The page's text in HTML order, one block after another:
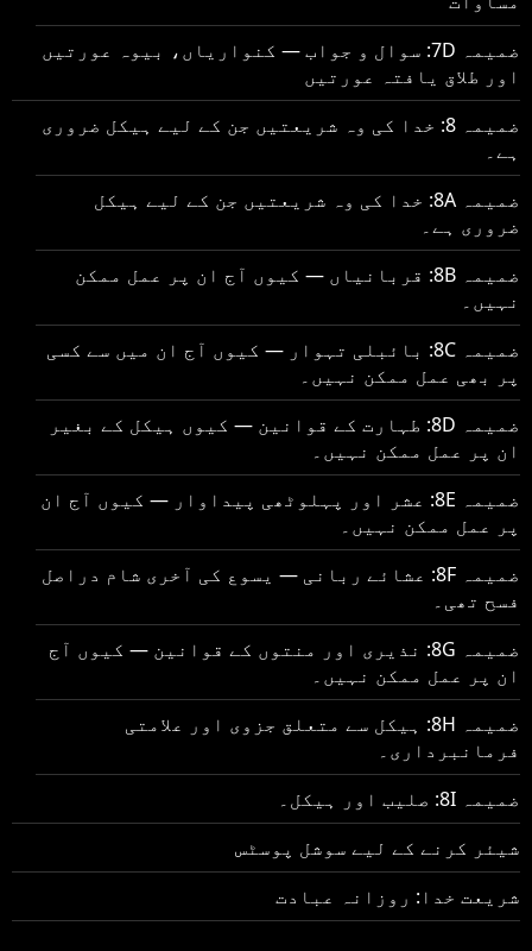
ضمیمہ 7D: سوال و جواب — کنواریاں، بیوہ عورتیں
اور طلاق یافتہ عورتیں
ضمیمہ 8: خدا کی وہ شریعتیں جن کے لیے ہیکل ضروری
ہے۔
ضمیمہ 8A: خدا کی وہ شریعتیں جن کے لیے ہیکل
ضروری ہے۔
ضمیمہ 8B: قربانیاں — کیوں آج ان پر عمل ممکن
نہیں۔
ضمیمہ 8C: بائبلی تہوار — کیوں آج ان میں سے کسی
پر بھی عمل ممکن نہیں۔
ضمیمہ 8D: طہارت کے قوانین — کیوں ہیکل کے بغیر
ان پر عمل ممکن نہیں۔
ضمیمہ 8E: عشر اور پہلوٹھی پیداوار — کیوں آج ان
پر عمل ممکن نہیں۔
ضمیمہ 8F: عشائے ربانی — یسوع کی آخری شام دراصل
فسح تھی۔
ضمیمہ 8G: نذیری اور منتوں کے قوانین — کیوں آج
ان پر عمل ممکن نہیں۔
ضمیمہ 8H: ہیکل سے متعلق جزوی اور علامتی
فرمانبرداری۔
ضمیمہ 8I: صلیب اور ہیکل۔
شیئر کرنے کے لیے سوشل پوسٹس
شریعت خدا: روزانہ عبادت